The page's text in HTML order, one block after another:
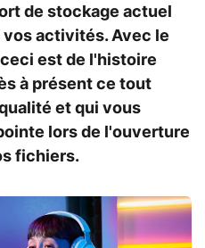
de stockage actuel
activités. Avec le
est de l'histoire
à présent ce tout
et qui vous
lors de l'ouverture
fichiers.